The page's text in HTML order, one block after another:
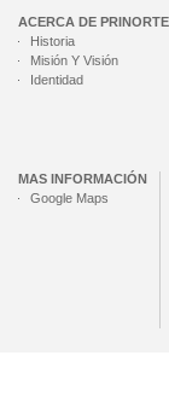
ACERCA DE PRINORTE
Historia
Misión Y Visión
Identidad
MAS INFORMACIÓN
Google Maps